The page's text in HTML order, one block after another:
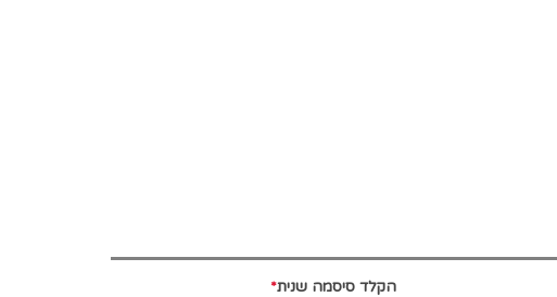
הקלד סיסמה שנית